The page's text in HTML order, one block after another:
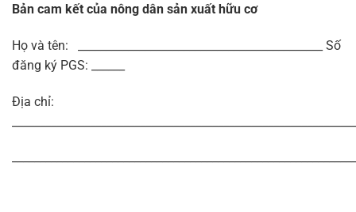
Bản cam kết của nông dân sản xuất hữu cơ
Họ và tên: ____________________________________________ Số
đăng ký PGS: ______
Địa chỉ: